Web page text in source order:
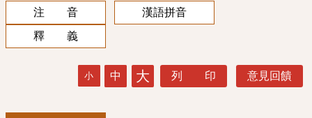
注 音
漢語拼音
釋 義
小 中 大 列 印 意見回饋